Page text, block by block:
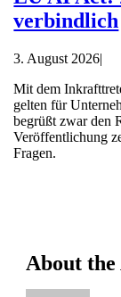
verbindlich
3. August 2026|
Mit dem
gelten für
begrüßt zwar den
Veröffentlichung
Fragen.
About